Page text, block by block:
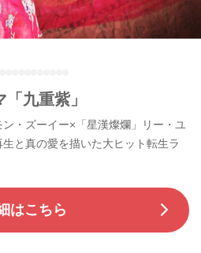
ふたつの愛 涙の誓い」
チ・チャンウク！巨大な世界帝国を
、奇皇后の生涯を壮大に描く歴史
はこちら